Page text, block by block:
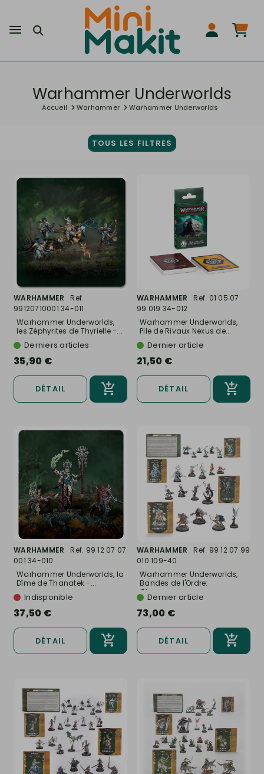
Warhammer Underworlds
Accueil Warhammer Warhammer Underworlds
TOUS LES FILTRES
WARHAMMER
Ref.
99120710001 34-011
Warhammer Underworlds,
les Zéphyrites de Thyrielle -...
Derniers articles
35,90 €
DÉTAIL
WARHAMMER
Ref. 01 05 07
99 019 34-012
Warhammer Underworlds,
Pile de Rivaux Nexus de...
Dernier article
21,50 €
DÉTAIL
WARHAMMER
Ref. 99 12 07 07
001 34-010
Warhammer Underworlds, la
Dîme de Thanatek -...
Indisponible
37,50 €
DÉTAIL
WARHAMMER
Ref. 99 12 07 99
010 109-40
Warhammer Underworlds,
Bandes de l'Ordre:
Glaneurs...
Dernier article
73,00 €
DÉTAIL